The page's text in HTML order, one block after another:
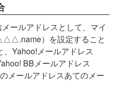
ールアドレスとして、マイ
）を設定すること
Yahoo!メールアドレス
BBメールアドレス
メールアドレスあてのメー